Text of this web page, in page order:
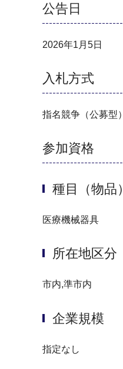
公告日
2026年1月5日
入札方式
指名競争（公募型）
参加資格
種目（物品）
医療機械器具
所在地区分
市内,準市内
企業規模
指定なし